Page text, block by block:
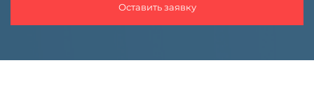
Оставить заявку